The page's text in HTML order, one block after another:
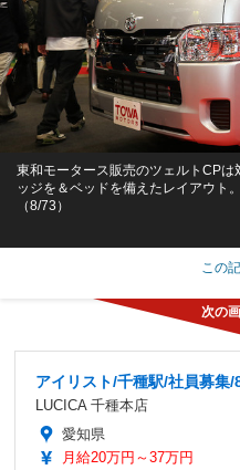
東和モータース販売のツェルトCP
ッジを＆ベッドを備えたレイアウト
（8/73）
この
アイリスト/千種駅/社員募集/
LUCICA 千種本店
愛知県
月給20万円～37万円